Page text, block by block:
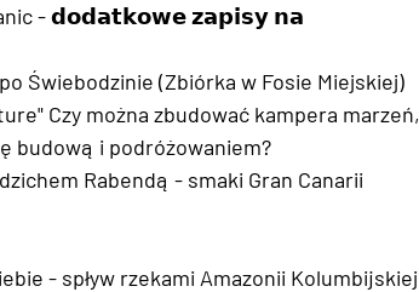
- 𝗱𝗼𝗱𝗮𝘁𝗸𝗼𝘄𝗲 𝘇𝗮𝗽𝗶𝘀𝘆 𝗻𝗮
Świebodzinie (Zbiórka w Fosie Miejskiej)
Czy można zbudować kampera marzeń,
budową i podróżowaniem?
Rabendą - smaki Gran Canarii
- spływ rzekami Amazonii Kolumbijskiej